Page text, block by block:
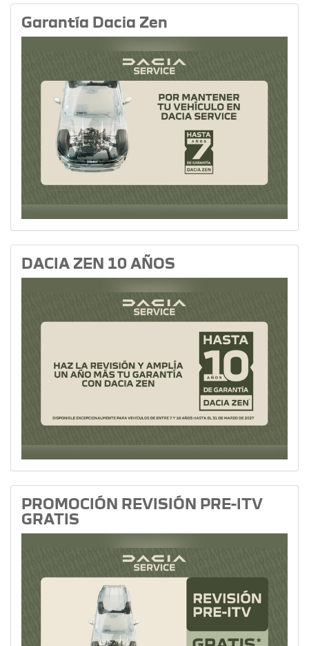
Garantía Dacia Zen
DACIA ZEN 10 AÑOS
PROMOCIÓN REVISIÓN PRE-ITV
GRATIS